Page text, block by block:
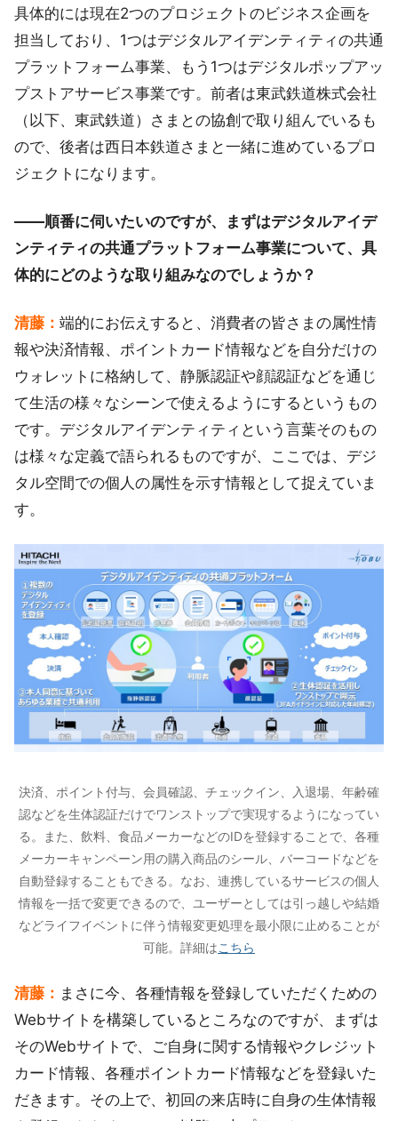
具体的には現在2つのプロジェクトのビジネス企画を
担当しており、1つはデジタルアイデンティティの共通
プラットフォーム事業、もう1つはデジタルポップアッ
プストアサービス事業です。前者は東武鉄道株式会社
（以下、東武鉄道）さまとの協創で取り組んでいるも
ので、後者は西日本鉄道さまと一緒に進めているプロ
ジェクトになります。
――順番に伺いたいのですが、まずはデジタルアイデ
ンティティの共通プラットフォーム事業について、具
体的にどのような取り組みなのでしょうか？
清藤： 端的にお伝えすると、消費者の皆さまの属性情
報や決済情報、ポイントカード情報などを自分だけの
ウォレットに格納して、静脈認証や顔認証などを通じ
て生活の様々なシーンで使えるようにするというもの
です。デジタルアイデンティティという言葉そのもの
は様々な定義で語られるものですが、ここでは、デジ
タル空間での個人の属性を示す情報として捉えていま
す。
決済、ポイント付与、会員確認、チェックイン、入退場、年齢確
認などを生体認証だけでワンストップで実現するようになってい
る。また、飲料、食品メーカーなどのIDを登録することで、各種
メーカーキャンペーン用の購入商品のシール、バーコードなどを
自動登録することもできる。なお、連携しているサービスの個人
情報を一括で変更できるので、ユーザーとしては引っ越しや結婚
などライフイベントに伴う情報変更処理を最小限に止めることが
可能。詳細はこちら
清藤： まさに今、各種情報を登録していただくための
Webサイトを構築しているところなのですが、まずは
そのWebサイトで、ご自身に関する情報やクレジット
カード情報、各種ポイントカード情報などを登録いた
だきます。その上で、初回の来店時に自身の生体情報